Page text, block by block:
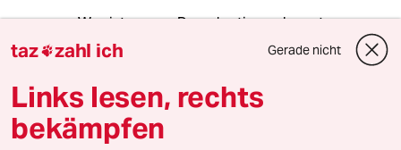
Was ist unsere Demokratie noch wert, wenn
statt Diskurs nur noch Propaganda gefördert
wird?
Frau Kirschgrün
taz zahl ich Gerade nicht
Links lesen, rechts
bekämpfen